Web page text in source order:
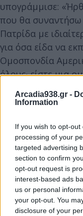
Arcadia938.gr -
Information
If you wish to opt-
processing of your
targeted advertising
section to confirm
opt-out request is
interest-based ads
us or personal
your opt-out. You
disclosure of your
υπογράμμισε:
που θα συναντήσω
Πατρίδα με
για όσα είδα να
Ομοσπονδία
όλους· είστε μια
Παρακολούθησα
και η κοινή
συνεχίσει να
στο μέλλον.
Εκπροσωπώ την
των Ελλήνων της
Αρκάδες. Είμαστε
διαχρονικά.